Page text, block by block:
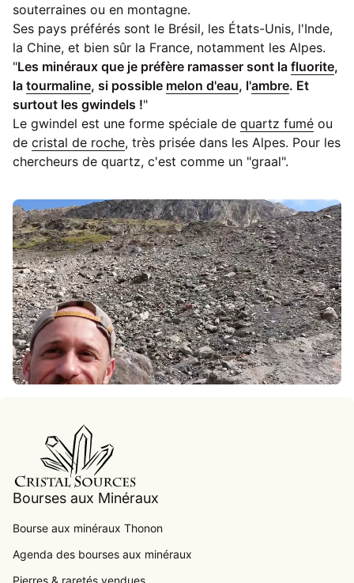
souterraines ou en montagne.
Ses pays préférés sont le Brésil, les États-Unis, l'Inde,
la Chine, et bien sûr la France, notamment les Alpes.
"Les minéraux que je préfère ramasser sont la fluorite,
la tourmaline, si possible melon d'eau, l'ambre. Et
surtout les gwindels !"
Le gwindel est une forme spéciale de quartz fumé ou
de cristal de roche, très prisée dans les Alpes. Pour les
chercheurs de quartz, c'est comme un "graal".
Bourses aux Minéraux
Bourse aux minéraux Thonon
Agenda des bourses aux minéraux
Pierres & raretés vendues